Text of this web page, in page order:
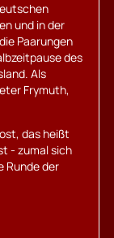
und in der
Paarungen
des
Als
Frymuth,
das heißt
- zumal sich
Runde der